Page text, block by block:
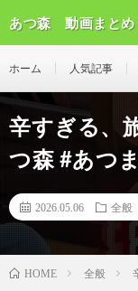
あつ森 動画まとめ
ホーム 人気記事
辛すぎる、
つ森 #あつ
2026.05.06 全般
HOME 全般